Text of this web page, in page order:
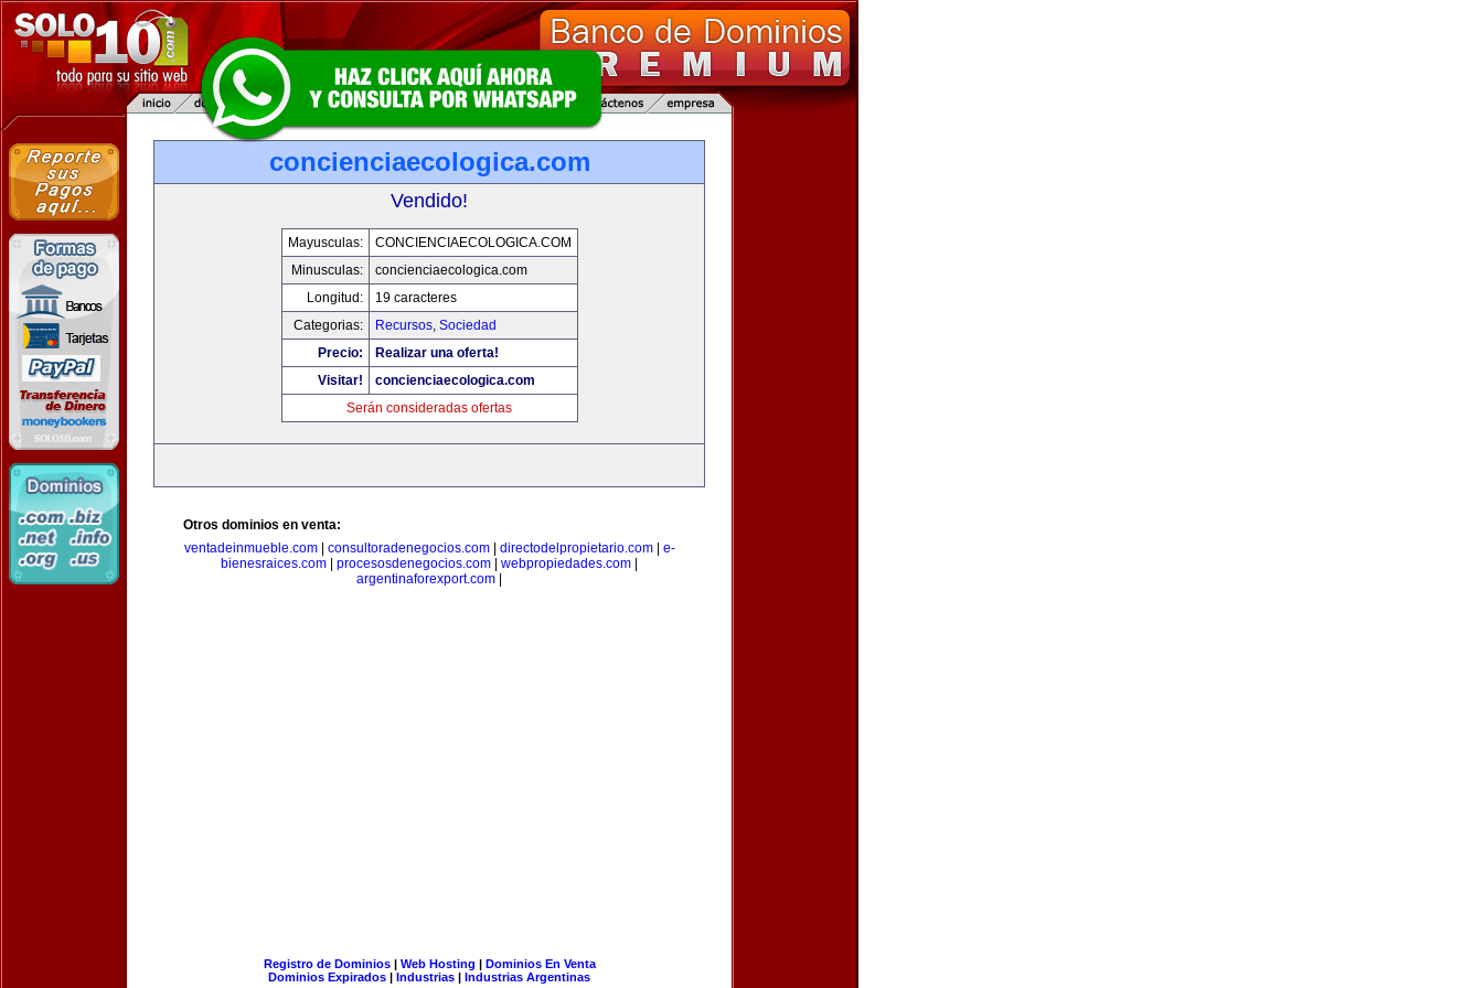
concienciaecologica.com
Vendido!
Mayusculas:
CONCIENCIAECOLOGICA.COM
Minusculas:
concienciaecologica.com
Longitud:
19 caracteres
Categorias:
Recursos, Sociedad
Precio:
Realizar una oferta!
Visitar!
concienciaecologica.com
Serán consideradas ofertas
Otros dominios en venta:
ventadeinmueble.com| consultoradenegocios.com| directodelpropietario.com| e-
bienesraices.com
procesosdenegocios.com webpropiedades.com
argentinaforexport.com
Registro de Dominios| Web Hosting | Dominios En Venta
Dominios Expirados | Industrias | Industrias Argentinas